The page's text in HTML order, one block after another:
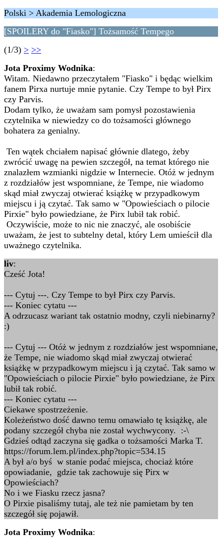
Polski > Akademia Lemologiczna
[SPOILERY do "Fiasko"] Tożsamość Tempego
(1/3) > >>
Jota Proximy Wodnika:
Witam. Niedawno przeczytałem "Fiasko" i będąc wielkim
fanem Pirxa nurtuje mnie pytanie. Czy Tempe to był Pirx
czy Parvis.
Dodam tylko, że uważam sam pomysł pozostawienia
czytelnika w niewiedzy co do tożsamości głównego
bohatera za genialny.
Ten wątek chciałem napisać głównie dlatego, żeby
zwrócić uwagę na pewien szczegół, na temat którego nie
znalazłem wzmianki nigdzie w Internecie. Otóż w jednym
z rozdziałów jest wspomniane, że Tempe, nie wiadomo
skąd miał zwyczaj otwierać książkę w przypadkowym
miejscu i ją czytać. Tak samo w "Opowieściach o pilocie
Pirxie" było powiedziane, że Pirx lubił tak robić.
Oczywiście, może to nic nie znaczyć, ale osobiście
uważam, że jest to subtelny detal, który Lem umieścił dla
uważnego czytelnika.
liv:
Cześć Jota!
--- Cytuj ---. Czy Tempe to był Pirx czy Parvis.
--- Koniec cytatu ---
A odrzucasz wariant tak ostatnio modny, czyli niebinarny?
:)
--- Cytuj --- Otóż w jednym z rozdziałów jest wspomniane,
że Tempe, nie wiadomo skąd miał zwyczaj otwierać
książkę w przypadkowym miejscu i ją czytać. Tak samo w
"Opowieściach o pilocie Pirxie" było powiedziane, że Pirx
lubił tak robić.
--- Koniec cytatu ---
Ciekawe spostrzeżenie.
Koleżeństwo dość dawno temu omawiało tę książkę, ale
podany szczegół chyba nie został wychwycony. :-\
Gdzieś odtąd zaczyna się gadka o tożsamości Marka T.
https://forum.lem.pl/index.php?topic=534.15
A był a/o byś w stanie podać miejsca, chociaż które
opowiadanie, gdzie tak zachowuje się Pirx w
Opowieściach?
No i we Fiasku rzecz jasna?
O Pirxie pisaliśmy tutaj, ale też nie pamietam by ten
szczegół się pojawił.
Jota Proximy Wodnika: